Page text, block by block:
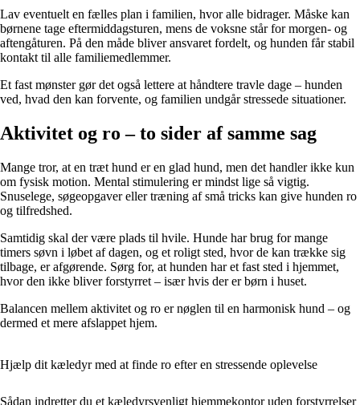
Lav eventuelt en fælles plan i familien, hvor alle bidrager. Måske kan
børnene tage eftermiddagsturen, mens de voksne står for morgen- og
aftengåturen. På den måde bliver ansvaret fordelt, og hunden får stabil
kontakt til alle familiemedlemmer.
Et fast mønster gør det også lettere at håndtere travle dage – hunden
ved, hvad den kan forvente, og familien undgår stressede situationer.
Aktivitet og ro – to sider af samme sag
Mange tror, at en træt hund er en glad hund, men det handler ikke kun
om fysisk motion. Mental stimulering er mindst lige så vigtig.
Snuselege, søgeopgaver eller træning af små tricks kan give hunden ro
og tilfredshed.
Samtidig skal der være plads til hvile. Hunde har brug for mange
timers søvn i løbet af dagen, og et roligt sted, hvor de kan trække sig
tilbage, er afgørende. Sørg for, at hunden har et fast sted i hjemmet,
hvor den ikke bliver forstyrret – især hvis der er børn i huset.
Balancen mellem aktivitet og ro er nøglen til en harmonisk hund – og
dermed et mere afslappet hjem.
Hjælp dit kæledyr med at finde ro efter en stressende oplevelse
Sådan indretter du et kæledyrsvenligt hjemmekontor uden forstyrrelser